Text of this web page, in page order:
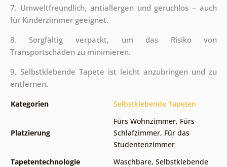
7. Umweltfreundlich, antiallergen und geruchlos – auch
für Kinderzimmer geeignet.
8. Sorgfältig verpackt, um das Risiko von
Transportschäden zu minimieren.
9. Selbstklebende Tapete ist leicht anzubringen und zu
entfernen.
Kategorien Selbstklebende Tapeten
Platzierung
Fürs Wohnzimmer, Fürs
Schlafzimmer, Für das
Studentenzimmer
Tapetentechnologie
Waschbare, Selbstklebende